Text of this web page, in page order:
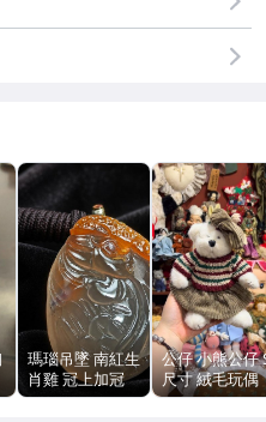
瑪瑙吊墜 南紅生
肖雞 冠上加冠
高白冰飄 手把件
公仔 小熊公仔
尺寸 絨毛玩偶
幾乎全新 中古